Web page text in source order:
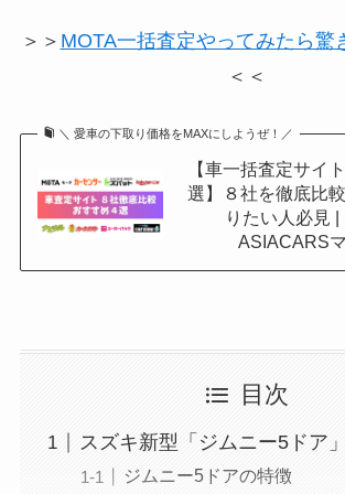
＞＞ MOTA一括査定やってみたら驚
＜＜
＼ 愛車の下取り価格をMAXにしようぜ！／
【車一括査定サイ
選】８社を徹底比
りたい人必見 |
ASIACARS
目次
スズキ新型「ジムニー5ドア
ジムニー5ドアの特徴